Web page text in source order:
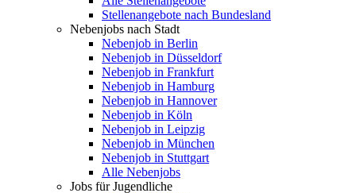
Stellenangebote nach Bundesland
Nebenjobs nach Stadt
Nebenjob in Berlin
Nebenjob in Düsseldorf
Nebenjob in Frankfurt
Nebenjob in Hamburg
Nebenjob in Hannover
Nebenjob in Köln
Nebenjob in Leipzig
Nebenjob in München
Nebenjob in Stuttgart
Alle Nebenjobs
Jobs für Jugendliche